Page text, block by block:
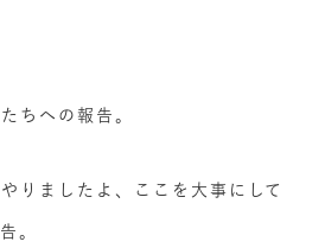
ちへの報告。
りましたよ、ここを大事にして
。